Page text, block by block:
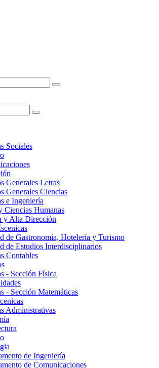
Sociales
Generales Letras
Generales Ciencias
e Ingeniería
Ciencias Humanas
y Alta Dirección
de Gastronomía, Hotelería y Turismo
de Estudios Interdisciplinarios
Contables
- Sección Física
- Sección Matemáticas
Administrativas
de Ingeniería
de Comunicaciones